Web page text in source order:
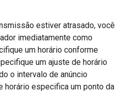
estiver atrasado, você
imediatamente como
um horário conforme
um ajuste de horário
o intervalo de anúncio
horário especifica um ponto da